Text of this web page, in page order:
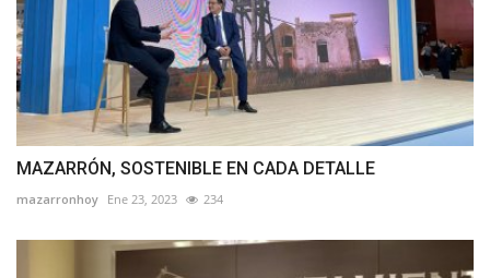
MAZARRÓN, SOSTENIBLE EN CADA DETALLE
mazarronhoy Ene 23, 2023 234